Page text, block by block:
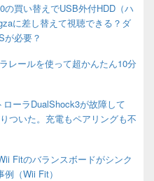
買い替えでUSB外付HDD（ハ
に差し替えて視聴できる？ダ
が必要？
レールを使って超かんたん10分
ーラDualShock3が故障して
ついた。充電もペアリングも不
Fitのバランスボードがシンク
（Wii Fit）